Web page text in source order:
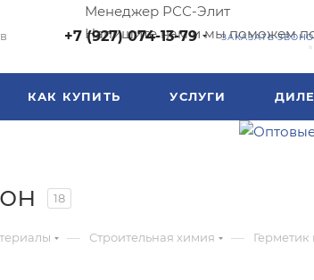
Менеджер РСС-Элит
Напишите нам и мы поможем
+7 (927) 074-13-79 ЗАКАЗАТЬ
КАК КУПИТЬ УСЛУГИ
18
— Строительная химия — Герметик